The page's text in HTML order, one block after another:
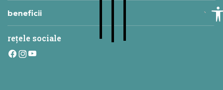
beneficii
rețele sociale